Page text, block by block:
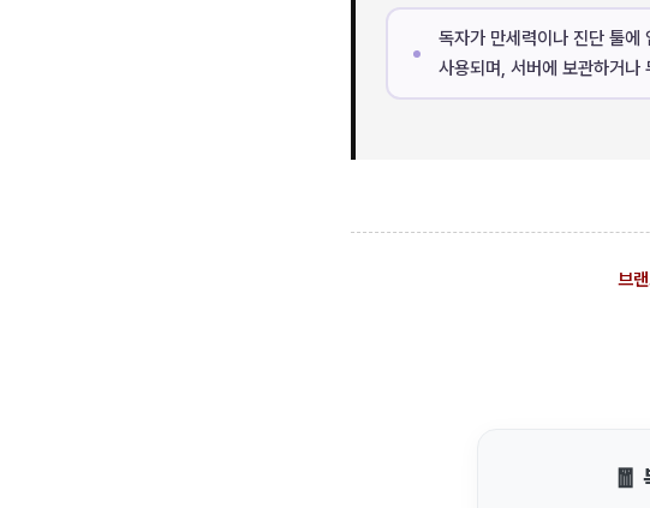
독자가 만세력이나 진단 툴에
사용되며, 서버에 보관하거나
브
🧧